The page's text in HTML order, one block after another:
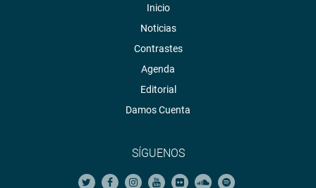
Inicio
Noticias
Contrastes
Agenda
Editorial
Damos Cuenta
SÍGUENOS